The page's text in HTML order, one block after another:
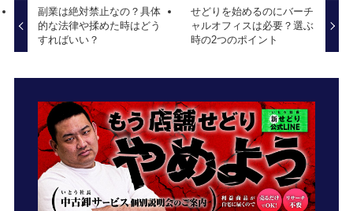
副業は絶対禁止なの？具体
的な法律や揉めた時はどう
すればいい？
せどりを始めるのにバーチ
ャルオフィスは必要？選ぶ
時の2つのポイント